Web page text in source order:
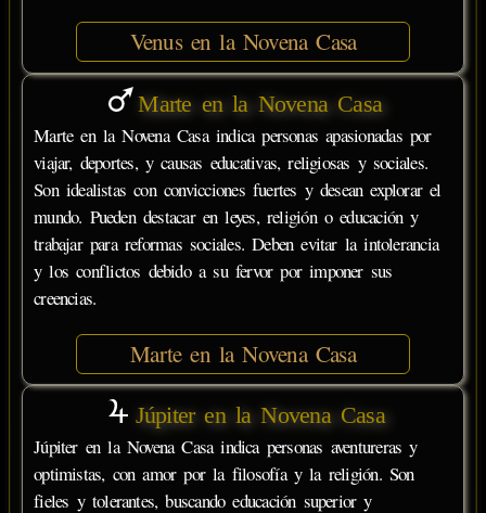
Venus en la Novena Casa
Marte en la Novena Casa
Marte en la Novena Casa indica personas apasionadas por
viajar, deportes, y causas educativas, religiosas y sociales.
Son idealistas con convicciones fuertes y desean explorar el
mundo. Pueden destacar en leyes, religión o educación y
trabajar para reformas sociales. Deben evitar la intolerancia
y los conflictos debido a su fervor por imponer sus
creencias.
Marte en la Novena Casa
Júpiter en la Novena Casa
Júpiter en la Novena Casa indica personas aventureras y
optimistas, con amor por la filosofía y la religión. Son
fieles y tolerantes, buscando educación superior y